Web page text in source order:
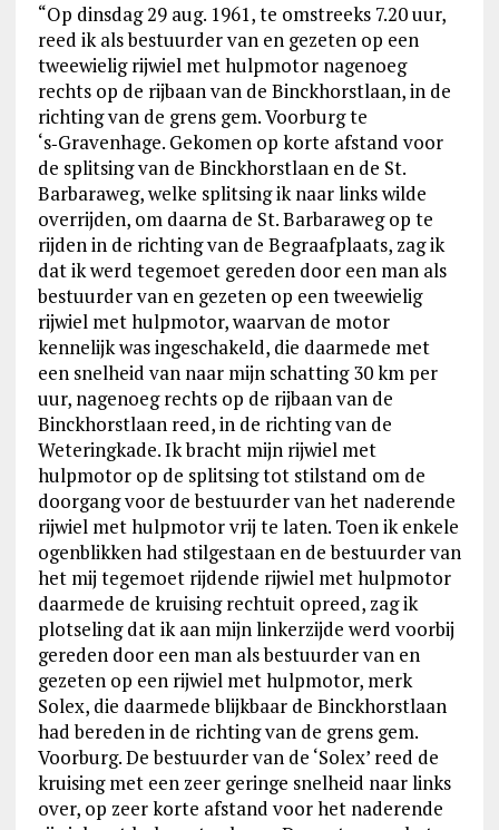
“Op dinsdag 29 aug. 1961, te omstreeks 7.20 uur,
reed ik als bestuurder van en gezeten op een
tweewielig rijwiel met hulpmotor nagenoeg
rechts op de rijbaan van de Binckhorstlaan, in de
richting van de grens gem. Voorburg te
‘s‑Gravenhage. Gekomen op korte afstand voor
de splitsing van de Binckhorstlaan en de St.
Barbaraweg, welke splitsing ik naar links wilde
overrijden, om daarna de St. Barbaraweg op te
rijden in de richting van de Begraafplaats, zag ik
dat ik werd tegemoet gereden door een man als
bestuurder van en gezeten op een tweewielig
rijwiel met hulpmotor, waarvan de motor
kennelijk was ingeschakeld, die daarmede met
een snelheid van naar mijn schatting 30 km per
uur, nagenoeg rechts op de rijbaan van de
Binckhorstlaan reed, in de richting van de
Weteringkade. Ik bracht mijn rijwiel met
hulpmotor op de splitsing tot stilstand om de
doorgang voor de bestuurder van het naderende
rijwiel met hulpmotor vrij te laten. Toen ik enkele
ogenblikken had stilgestaan en de bestuurder van
het mij tegemoet rijdende rijwiel met hulpmotor
daarmede de kruising rechtuit opreed, zag ik
plotseling dat ik aan mijn linkerzijde werd voorbij
gereden door een man als bestuurder van en
gezeten op een rijwiel met hulpmotor, merk
Solex, die daarmede blijkbaar de Binckhorstlaan
had bereden in de richting van de grens gem.
Voorburg. De bestuurder van de ‘Solex’ reed de
kruising met een zeer geringe snelheid naar links
over, op zeer korte afstand voor het naderende